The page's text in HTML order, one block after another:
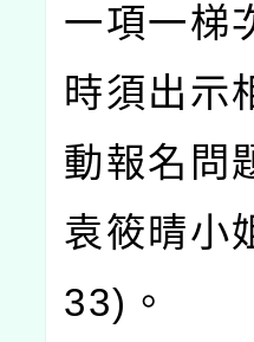
一項一梯
時須出示
動報名問
袁筱晴小
33)。